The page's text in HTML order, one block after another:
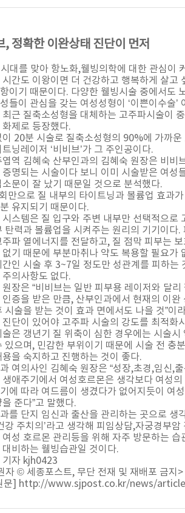
, 정확한 이완상태 진단이 먼저
대를 맞아 항노화,웰빙의학에 대한 관심이
시간도 이왕이면 더 건강하고 행복하게 살고
이기 때문이다. 다양한 웰빙시술 중에서도
들이 관심을 갖는 여성성형이 ‘이쁜이수술’
최근 질축소성형을 대체하는 고주파시술이
화제로 등장했다.
이 20분 시술로 질축소성형의 90%에 가까운
닝레이저 ‘비비브’가 그 주인공이다.
엽역 김혜숙 산부인과의 김혜숙 원장은 비비
증명되는 시술이다 보니 이미 시술받은 여성
소문이 잘 났기 때문일 것으로 분석했다.
만으로 질 내부의 타이트닝과 볼륨업 효과
유지되기 때문이다.
시스템은 질 입구와 주변 내부만 선택적으로
탄력과 볼륨업을 시켜주는 원리의 기기이다.
주파 열에너지를 전달하고, 질 점막 피부는
없기 때문에 부분마취나 약도 복용할 필요가
간인 시술 후 3~7일 정도만 성관계를 피하는
주의사항도 없다.
원장은 “비비브는 일반 피부용 레이저와 달
인증을 받은 만큼, 산부인과에서 현재의 이완
시술을 받는 것이 효과 면에서도 나을 것”이
진단이 있어야 고주파 시술의 강도를 최적화
술은 갱년기 질 위축이 심한 경우에는 시술시
있으며, 민감한 부위이기 때문에 시술 전 충
용을 숙지하고 진행하는 것이 좋다.
여의사인 김혜숙 원장은 “성장,초경,임신,
생애주기에서 여성호르몬은 생각보다 여성
에 따라 여드름이 생겼다가 없어지듯이 여
준다”고 말했다.
를 단지 임신과 출산을 관리하는 곳으로 생
강 주치의’라고 생각해 피임상담,자궁경부
여성 호르몬 관리등을 위해 자주 방문하는 습
대비하는 웰빙습관일 것이다.
기자 kjh0423
자 © 세종포스트, 무단 전재 및 재배포 금지>
문] http://www.sjpost.co.kr/news/